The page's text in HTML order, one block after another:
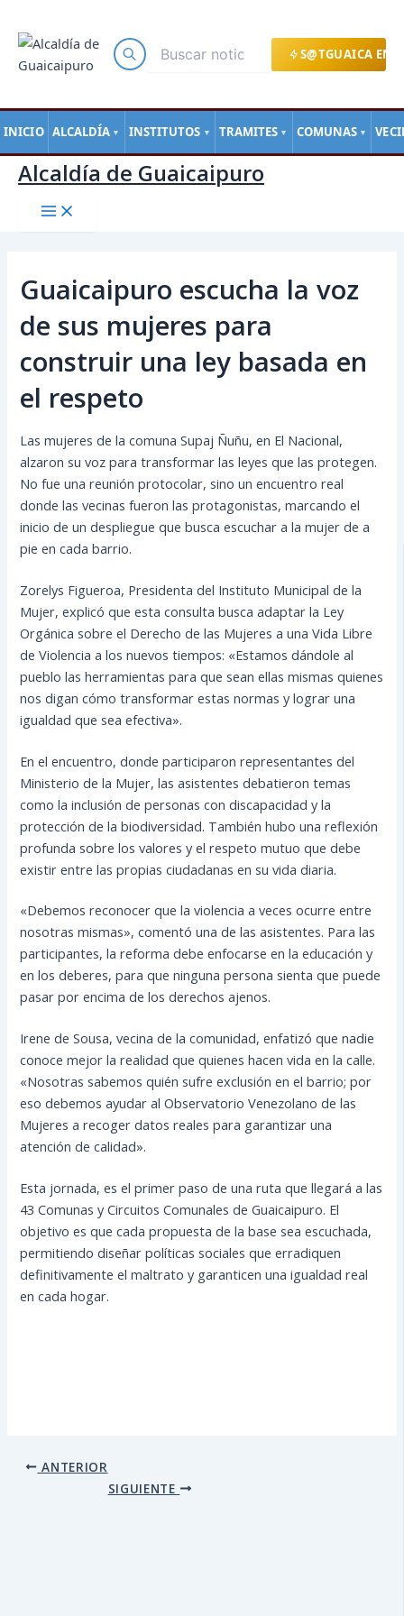
S@TGUAICA EN
INICIO ALCALDÍA ▼ INSTITUTOS ▼ TRAMITES ▼ COMUNAS ▼
contenido
Alcaldía de Guaicaipuro
Guaicaipuro escucha la voz
de sus mujeres para
construir una ley basada en
el respeto
Las mujeres de la comuna Supaj Ñuñu, en El Nacional,
alzaron su voz para transformar las leyes que las protegen.
No fue una reunión protocolar, sino un encuentro real
donde las vecinas fueron las protagonistas, marcando el
inicio de un despliegue que busca escuchar a la mujer de a
pie en cada barrio.
Zorelys Figueroa, Presidenta del Instituto Municipal de la
Mujer, explicó que esta consulta busca adaptar la Ley
Orgánica sobre el Derecho de las Mujeres a una Vida Libre
de Violencia a los nuevos tiempos: «Estamos dándole al
pueblo las herramientas para que sean ellas mismas quienes
nos digan cómo transformar estas normas y lograr una
igualdad que sea efectiva».
En el encuentro, donde participaron representantes del
Ministerio de la Mujer, las asistentes debatieron temas
como la inclusión de personas con discapacidad y la
protección de la biodiversidad. También hubo una reflexión
profunda sobre los valores y el respeto mutuo que debe
existir entre las propias ciudadanas en su vida diaria.
«Debemos reconocer que la violencia a veces ocurre entre
nosotras mismas», comentó una de las asistentes. Para las
participantes, la reforma debe enfocarse en la educación y
en los deberes, para que ninguna persona sienta que puede
pasar por encima de los derechos ajenos.
Irene de Sousa, vecina de la comunidad, enfatizó que nadie
conoce mejor la realidad que quienes hacen vida en la calle.
«Nosotras sabemos quién sufre exclusión en el barrio; por
eso debemos ayudar al Observatorio Venezolano de las
Mujeres a recoger datos reales para garantizar una
atención de calidad».
Esta jornada, es el primer paso de una ruta que llegará a las
43 Comunas y Circuitos Comunales de Guaicaipuro. El
objetivo es que cada propuesta de la base sea escuchada,
permitiendo diseñar políticas sociales que erradiquen
definitivamente el maltrato y garanticen una igualdad real
en cada hogar.
de
entradas
ANTERIOR
SIGUIENTE